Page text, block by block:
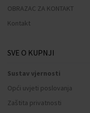
OBRAZAC ZA KONTAKT
Kontakt
SVE O KUPNJI
Sustav vjernosti
Opći uvjeti poslovanja
Zaštita privatnosti